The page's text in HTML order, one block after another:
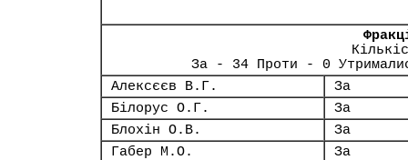
За - 34 Проти - 0
Алексєєв В.Г.
За
Білорус О.Г.
За
Блохін О.В.
За
Габер М.О.
За